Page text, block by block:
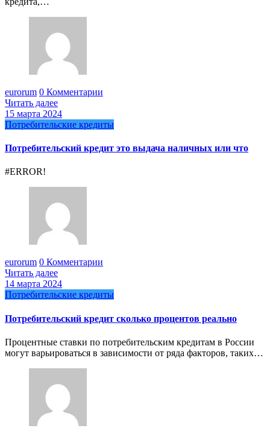
eurorum 0 Комментарии
Читать далее
15 марта 2024
Потребительские кредиты
Потребительский кредит это выдача наличных или что
#ERROR!
eurorum 0 Комментарии
Читать далее
14 марта 2024
Потребительские кредиты
Потребительский кредит сколько процентов реально
Процентные ставки по потребительским кредитам в России
могут варьироваться в зависимости от ряда факторов, таких…